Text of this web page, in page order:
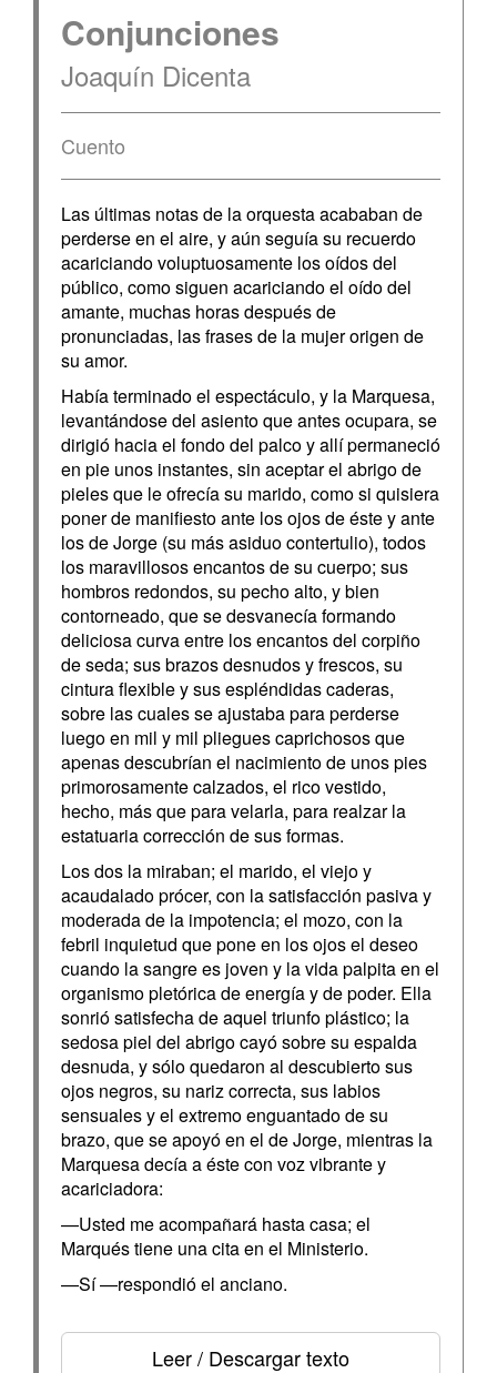
Conjunciones
Joaquín Dicenta
Cuento
Las últimas notas de la orquesta acababan de
perderse en el aire, y aún seguía su recuerdo
acariciando voluptuosamente los oídos del
público, como siguen acariciando el oído del
amante, muchas horas después de
pronunciadas, las frases de la mujer origen de
su amor.
Había terminado el espectáculo, y la Marquesa,
levantándose del asiento que antes ocupara, se
dirigió hacia el fondo del palco y allí permaneció
en pie unos instantes, sin aceptar el abrigo de
pieles que le ofrecía su marido, como si quisiera
poner de manifiesto ante los ojos de éste y ante
los de Jorge (su más asiduo contertulio), todos
los maravillosos encantos de su cuerpo; sus
hombros redondos, su pecho alto, y bien
contorneado, que se desvanecía formando
deliciosa curva entre los encantos del corpiño
de seda; sus brazos desnudos y frescos, su
cintura flexible y sus espléndidas caderas,
sobre las cuales se ajustaba para perderse
luego en mil y mil pliegues caprichosos que
apenas descubrían el nacimiento de unos pies
primorosamente calzados, el rico vestido,
hecho, más que para velarla, para realzar la
estatuaria corrección de sus formas.
Los dos la miraban; el marido, el viejo y
acaudalado prócer, con la satisfacción pasiva y
moderada de la impotencia; el mozo, con la
febril inquietud que pone en los ojos el deseo
cuando la sangre es joven y la vida palpita en el
organismo pletórica de energía y de poder. Ella
sonrió satisfecha de aquel triunfo plástico; la
sedosa piel del abrigo cayó sobre su espalda
desnuda, y sólo quedaron al descubierto sus
ojos negros, su nariz correcta, sus labios
sensuales y el extremo enguantado de su
brazo, que se apoyó en el de Jorge, mientras la
Marquesa decía a éste con voz vibrante y
acariciadora:
—Usted me acompañará hasta casa; el
Marqués tiene una cita en el Ministerio.
—Sí —respondió el anciano.
Leer / Descargar texto